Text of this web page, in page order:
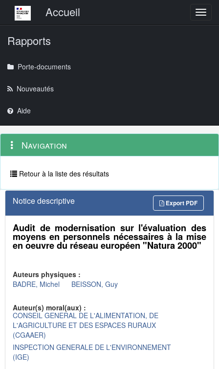
Menu principalAccueil
Rapports
Porte-documents
Nouveautés
Aide
Navigation
outils
Menu
contextuel
Navigation
Retour à la liste des résultats
Notice descriptive Export PDF
Audit de modernisation sur l'évaluation des
moyens en personnels nécessaires à la mise
en oeuvre du réseau européen "Natura 2000"
Auteurs physiques :
BADRE, Michel
BEISSON, Guy
Auteur(s) moral(aux) :
CONSEIL GENERAL DE L'ALIMENTATION, DE
L'AGRICULTURE ET DES ESPACES RURAUX
(CGAAER)
INSPECTION GENERALE DE L'ENVIRONNEMENT
(IGE)